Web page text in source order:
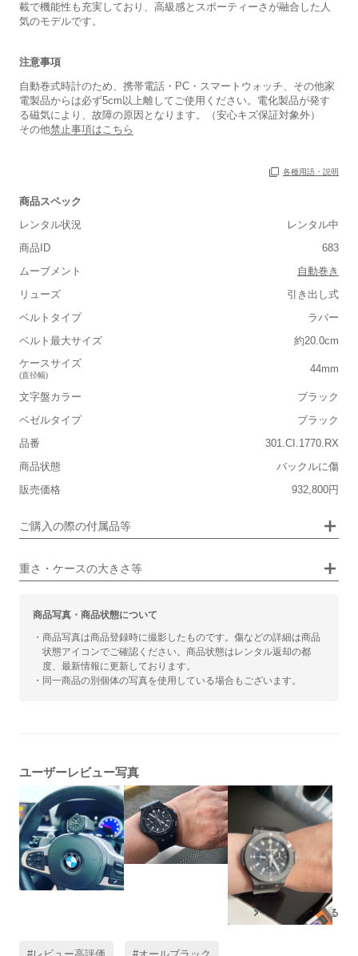
載で機能性も充実しており、高級感とスポーティーさが融合した人
気のモデルです。
注意事項
自動巻式時計のため、携帯電話・PC・スマートウォッチ、その他家
電製品からは必ず5cm以上離してご使用ください。電化製品が発す
る磁気により、故障の原因となります。（安心キズ保証対象外）
その他禁止事項はこちら
各種用語・説明
商品スペック
レンタル状況
レンタル中
商品ID
683
ムーブメント
自動巻き
リューズ
引き出し式
ベルトタイプ
ラバー
ベルト最大サイズ
約20.0cm
ケースサイズ
(直径幅)
44mm
文字盤カラー
ブラック
ベゼルタイプ
ブラック
品番
301.CI.1770.RX
商品状態
バックルに傷
販売価格
932,800円
ご購入の際の付属品等
重さ・ケースの大きさ等
■重さ(ベルト込み)
■ケースの大きさ
小さい 大きい
■装飾感
カジュアル ビジネス
商品写真・商品状態について
・商品写真は商品登録時に撮影したものです。傷などの詳細は商品
状態アイコンでご確認ください。商品状態はレンタル返却の都
度、最新情報に更新しております。
・同一商品の別個体の写真を使用している場合もございます。
ユーザーレビュー写真
残りの写真もみる